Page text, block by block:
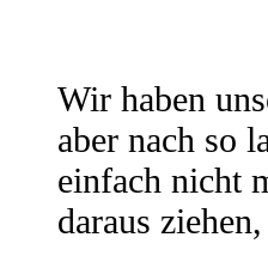
Wir haben
aber nach so
einfach nicht
daraus